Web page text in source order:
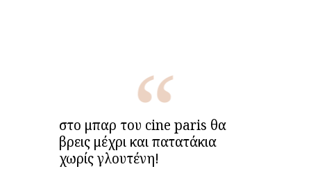
στο μπαρ του cine paris θα
βρεις μέχρι και πατατάκια
χωρίς γλουτένη!